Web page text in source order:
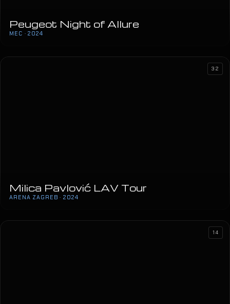
Peugeot Night of Allure
MEC · 2024
Milica Pavlović LAV Tour
ARENA ZAGREB · 2024
32
ŠC VIŠNJIK · 2024
14